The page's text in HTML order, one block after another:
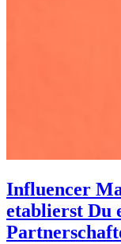
Influencer
etablierst Du